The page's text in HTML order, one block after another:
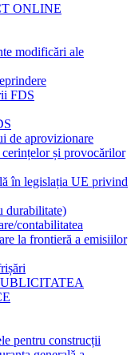
ONLINE
modificări ale
FDS
de aprovizionare
și provocărilor
în legislația UE privind
durabilitate)
contabilitatea
la frontieră a emisiilor
pentru construcții